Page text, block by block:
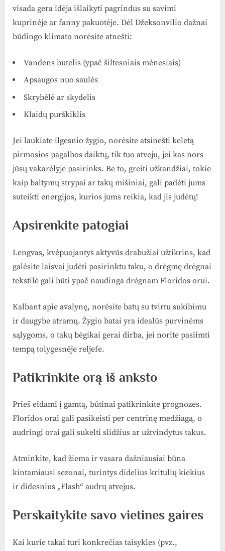
visada gera idėja išlaikyti pagrindus su savimi
kuprinėje ar fanny pakuotėje. Dėl Džeksonvilio dažnai
būdingo klimato norėsite atnešti:
Vandens butelis (ypač šiltesniais mėnesiais)
Apsaugos nuo saulės
Skrybėlė ar skydelis
Klaidų purškiklis
Jei laukiate ilgesnio žygio, norėsite atsinešti keletą
pirmosios pagalbos daiktų, tik tuo atveju, jei kas nors
jūsų vakarėlyje pasirinks. Be to, greiti užkandžiai, tokie
kaip baltymų strypai ar takų mišiniai, gali padėti jums
suteikti energijos, kurios jums reikia, kad jis judėtų!
Apsirenkite patogiai
Lengvas, kvėpuojantys aktyvūs drabužiai užtikrins, kad
galėsite laisvai judėti pasirinktu taku, o drėgmę drėgnai
tekstilė gali būti ypač naudinga drėgnam Floridos orui.
Kalbant apie avalynę, norėsite batų su tvirtu sukibimu
ir daugybe atramų. Žygio batai yra idealūs purvinėms
sąlygoms, o takų bėgikai gerai dirba, jei norite pasiimti
tempą tolygesnėje reljefe.
Patikrinkite orą iš anksto
Prieš eidami į gamtą, būtinai patikrinkite prognozes.
Floridos orai gali pasikeisti per centrinę medžiagą, o
audringi orai gali sukelti slidžius ar užtvindytus takus.
Atminkite, kad žiema ir vasara dažniausiai būna
kintamiausi sezonai, turintys didelius kritulių kiekius
ir didesnius „Flash“ audrų atvejus.
Perskaitykite savo vietines gaires
Kai kurie takai turi konkrečias taisykles (pvz.,